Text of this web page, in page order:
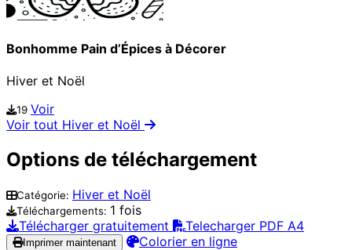
Bonhomme Pain d’Épices à Décorer
Hiver et Noël
19 Voir
Voir tout Hiver et Noël
Options de téléchargement
Catégorie: Hiver et Noël
Téléchargements: 1 fois
Télécharger gratuitement
Telecharger PDF A4
Imprimer maintenant Colorier en ligne